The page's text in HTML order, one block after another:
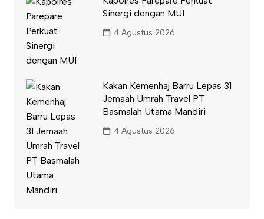
Sinergi dengan MUI
4 Agustus 2026
Kakan Kemenhaj Barru Lepas 31
Jemaah Umrah Travel PT
Basmalah Utama Mandiri
4 Agustus 2026